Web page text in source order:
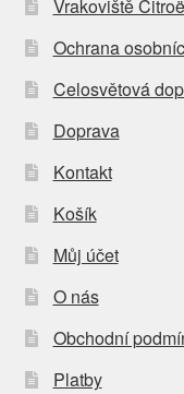
Vrakoviště
Ochrana
Celosvětová
Doprava
Kontakt
Košík
Můj účet
O nás
Obchodní
Platby